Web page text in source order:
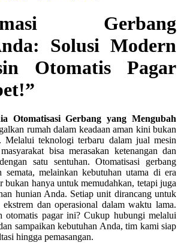
Gerbang
Solusi Modern
Otomatis Pagar
Otomatisasi Gerbang yang Mengubah
rumah dalam keadaan aman kini bukan
Melalui teknologi terbaru dalam jual mesin
bisa merasakan ketenangan dan
satu sentuhan. Otomatisasi gerbang
semata, melainkan kebutuhan utama di era
hanya untuk memudahkan, tetapi juga
hunian Anda. Setiap unit dirancang untuk
ekstrem dan operasional dalam waktu lama.
otomatis pagar ini? Cukup hubungi melalui
sampaikan kebutuhan Anda, tim kami siap
hingga pemasangan.